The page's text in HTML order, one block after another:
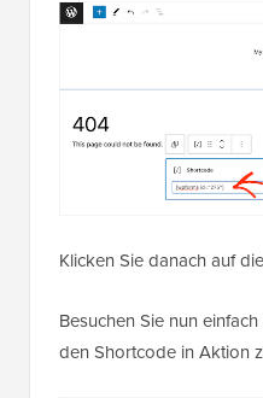
Klicken Sie danach auf
Besuchen Sie nun
den Shortcode in Aktion